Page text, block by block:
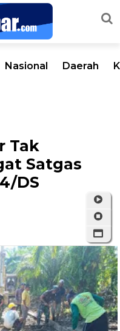
Nasional Daerah
Tak
Satgas
DS